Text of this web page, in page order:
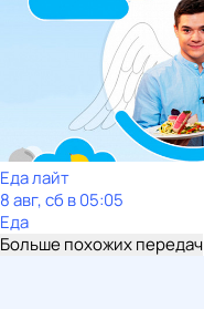
Еда лайт
8 авг, сб в 05:05
Еда
Больше похожих передач